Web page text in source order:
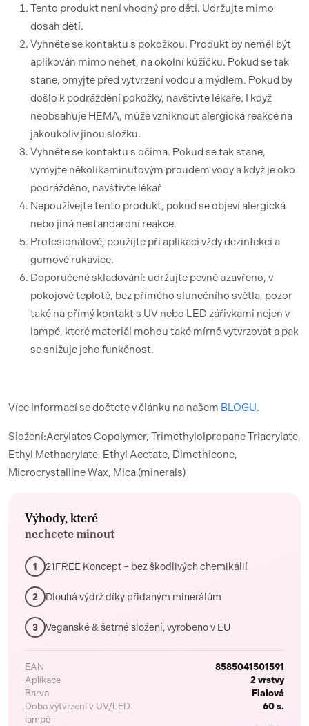
Tento produkt není vhodný pro děti. Udržujte mimo
dosah dětí.
Vyhněte se kontaktu s pokožkou. Produkt by neměl být
aplikován mimo nehet, na okolní kůžičku. Pokud se tak
stane, omyjte před vytvrzení vodou a mýdlem. Pokud by
došlo k podráždění pokožky, navštivte lékaře. I když
neobsahuje HEMA, může vzniknout alergická reakce na
jakoukoliv jinou složku.
Vyhněte se kontaktu s očima. Pokud se tak stane,
vymyjte několikaminutovým proudem vody a když je oko
podrážděno, navštivte lékař
Nepoužívejte tento produkt, pokud se objeví alergická
nebo jiná nestandardní reakce.
Profesionálové, použijte při aplikaci vždy dezinfekci a
gumové rukavice.
Doporučené skladování: udržujte pevně uzavřeno, v
pokojové teplotě, bez přímého slunečního světla, pozor
také na přímý kontakt s UV nebo LED zářivkami nejen v
lampě, které materiál mohou také mírně vytvrzovat a pak
se snižuje jeho funkčnost.
Více informací se dočtete v článku na našem BLOGU.
Složení:Acrylates Copolymer, Trimethylolpropane Triacrylate,
Ethyl Methacrylate, Ethyl Acetate, Dimethicone,
Microcrystalline Wax, Mica (minerals)
Výhody, které
nechcete minout
1 21FREE Koncept – bez škodlivých chemikálií
2 Dlouhá výdrž díky přidaným minerálům
3 Veganské & šetrné složení, vyrobeno v EU
EAN
8585041501591
Aplikace
2 vrstvy
Barva
Fialová
Doba vytvrzení v UV/LED
lampě
60 s.